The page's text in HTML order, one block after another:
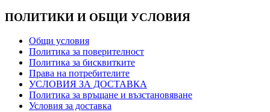
ПОЛИТИКИ И ОБЩИ УСЛОВИЯ
Общи условия
Политика за поверителност
Политика за бисквитките
Права на потребителите
УСЛОВИЯ ЗА ДОСТАВКА
Политика за връщане и възстановяване
Условия за доставка